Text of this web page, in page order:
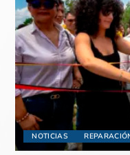
NOTICIAS